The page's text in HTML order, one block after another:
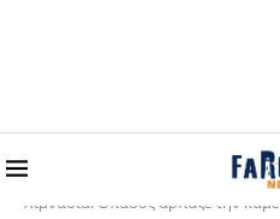
Home
Χιμνάσια: Οπαδός άρπαξε την